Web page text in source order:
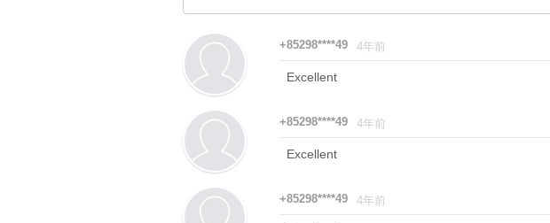
+85298****49 4年前
Excellent
+85298****49 4年前
Excellent
+85298****49 4年前